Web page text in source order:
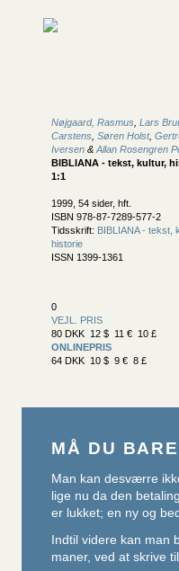
Nøjgaard, Rasmus Lars
Carstens Søren Holst,
Iversen & Allan Rosengren
BIBLIANA - tekst, kultur,
1:1
1999, 54 sider, hft.
ISBN 978-87-7289-577-2
Tidsskrift: BIBLIANA - tekst,
historie
ISSN 1399-1361
0
VEJL. PRIS
80 DKK 12 $ 11 € 10 £
ONLINEPRIS
64 DKK 10 $ 9 € 8 £
MÅ DU
Man kan desværre
lige nu da den
er lukket; en ny og
Indtil videre kan man
maner, ved at skrive til